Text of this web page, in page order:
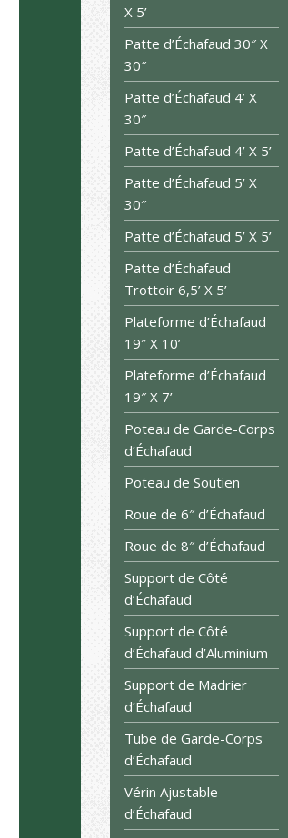
X 5’
Patte d’Échafaud 30″ X
30″
Patte d’Échafaud 4’ X
30″
Patte d’Échafaud 4’ X 5’
Patte d’Échafaud 5’ X
30″
Patte d’Échafaud 5’ X 5’
Patte d’Échafaud
Trottoir 6,5’ X 5’
Plateforme d’Échafaud
19″ X 10’
Plateforme d’Échafaud
19″ X 7’
Poteau de Garde-Corps
d’Échafaud
Poteau de Soutien
Roue de 6″ d’Échafaud
Roue de 8″ d’Échafaud
Support de Côté
d’Échafaud
Support de Côté
d’Échafaud d’Aluminium
Support de Madrier
d’Échafaud
Tube de Garde-Corps
d’Échafaud
Vérin Ajustable
d’Échafaud